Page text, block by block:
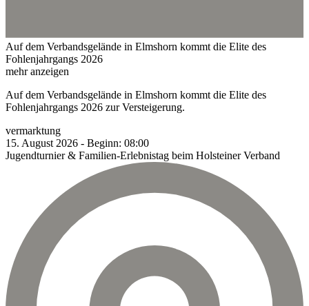
Auf dem Verbandsgelände in Elmshorn kommt die Elite des
Fohlenjahrgangs 2026
mehr anzeigen
Auf dem Verbandsgelände in Elmshorn kommt die Elite des
Fohlenjahrgangs 2026 zur Versteigerung.
vermarktung
15. August 2026 - Beginn: 08:00
Jugendturnier & Familien-Erlebnistag beim Holsteiner Verband